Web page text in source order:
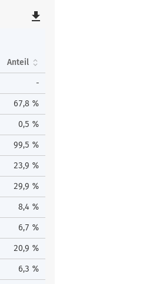
file_download
Anteil
-
67,8 %
0,5 %
99,5 %
23,9 %
29,9 %
8,4 %
6,7 %
20,9 %
6,3 %